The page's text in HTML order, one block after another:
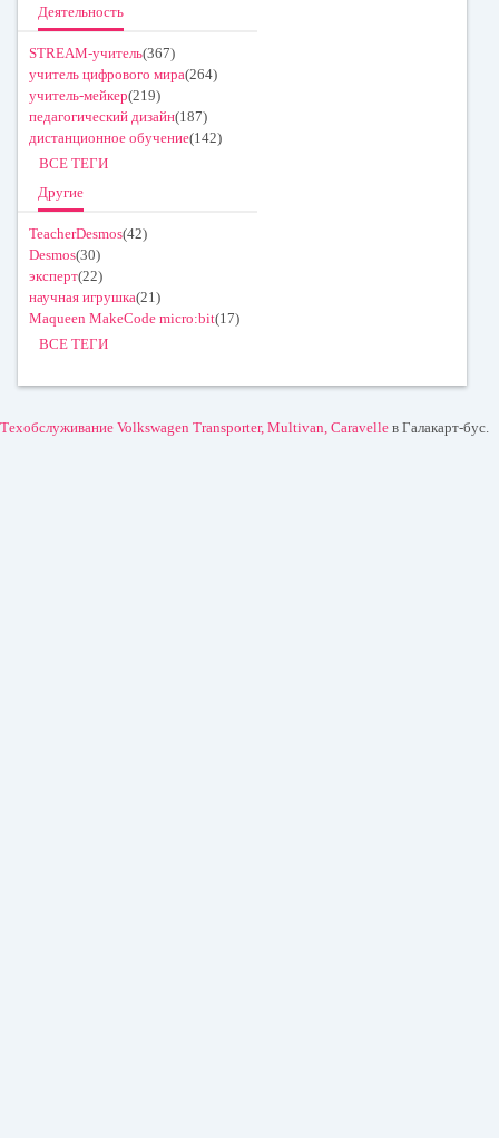
Деятельность
STREAM-учитель(367)
учитель цифрового мира(264)
учитель-мейкер(219)
педагогический дизайн(187)
дистанционное обучение(142)
ВСЕ ТЕГИ
Другие
TeacherDesmos(42)
Desmos(30)
эксперт(22)
научная игрушка(21)
Maqueen MakeCode micro:bit(17)
ВСЕ ТЕГИ
Техобслуживание Volkswagen Transporter, Multivan, Caravelle в Галакарт-бус.